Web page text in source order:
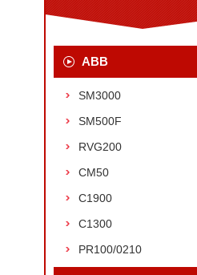
ABB
SM3000
SM500F
RVG200
CM50
C1900
C1300
PR100/0210